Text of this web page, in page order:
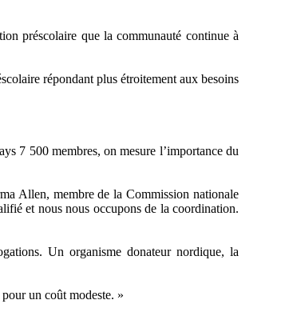
préscolaire que la communauté continue à
répondant plus étroitement aux besoins
7 500 membres, on mesure l’importance du
Allen, membre de la Commission nationale
et nous nous occupons de la coordination.
Un organisme donateur nordique, la
un coût modeste. »